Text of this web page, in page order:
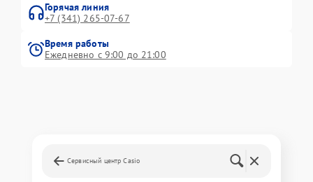
Горячая линия
+7 (341) 265-07-67
Время работы
Ежедневно с 9:00 до 21:00
Сервисный центр Casio